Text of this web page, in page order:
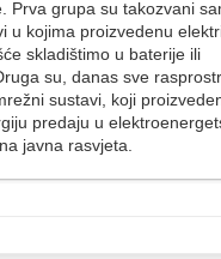
Prva grupa su takozvani
u kojima proizvedenu
skladištimo u baterije ili
su, danas sve
sustavi, koji
predaju u
javna rasvjeta.